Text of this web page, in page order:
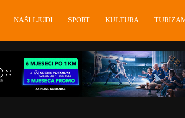
NAŠI LJUDI SPORT KULTURA